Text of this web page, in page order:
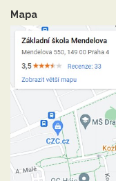
Mapa